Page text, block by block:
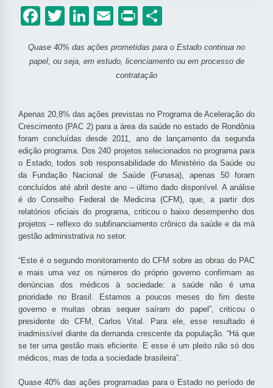
Facebook
Twitter
LinkedIn
Email
Print
Quase 40% das ações prometidas para o Estado continua no
papel, ou seja, em estudo, licenciamento ou em processo de
contratação
Apenas 20,8% das ações previstas no Programa de Aceleração do
Crescimento (PAC 2) para a área da saúde no estado de Rondônia
foram concluídas desde 2011, ano de lançamento da segunda
edição programa. Dos 240 projetos selecionados no programa para
o Estado, todos sob responsabilidade do Ministério da Saúde ou
da Fundação Nacional de Saúde (Funasa), apenas 50 foram
concluídos até abril deste ano – último dado disponível. A análise
é do Conselho Federal de Medicina (CFM), que, a partir dos
relatórios oficiais do programa, criticou o baixo desempenho dos
projetos – reflexo do subfinanciamento crônico da saúde e da má
gestão administrativa no setor.
“Este é o segundo monitoramento do CFM sobre as obras do PAC
e mais uma vez os números do próprio governo confirmam as
denúncias dos médicos à sociedade: a saúde não é uma
prioridade no Brasil. Estamos a poucos meses do fim deste
governo e muitas obras sequer saíram do papel”, criticou o
presidente do CFM, Carlos Vital. Para ele, esse resultado é
inadmissível diante da demanda crescente da população. “Há que
se ter uma gestão mais eficiente. E esse é um pleito não só dos
médicos, mas de toda a sociedade brasileira”.
Quase 40% das ações programadas para o Estado no período de